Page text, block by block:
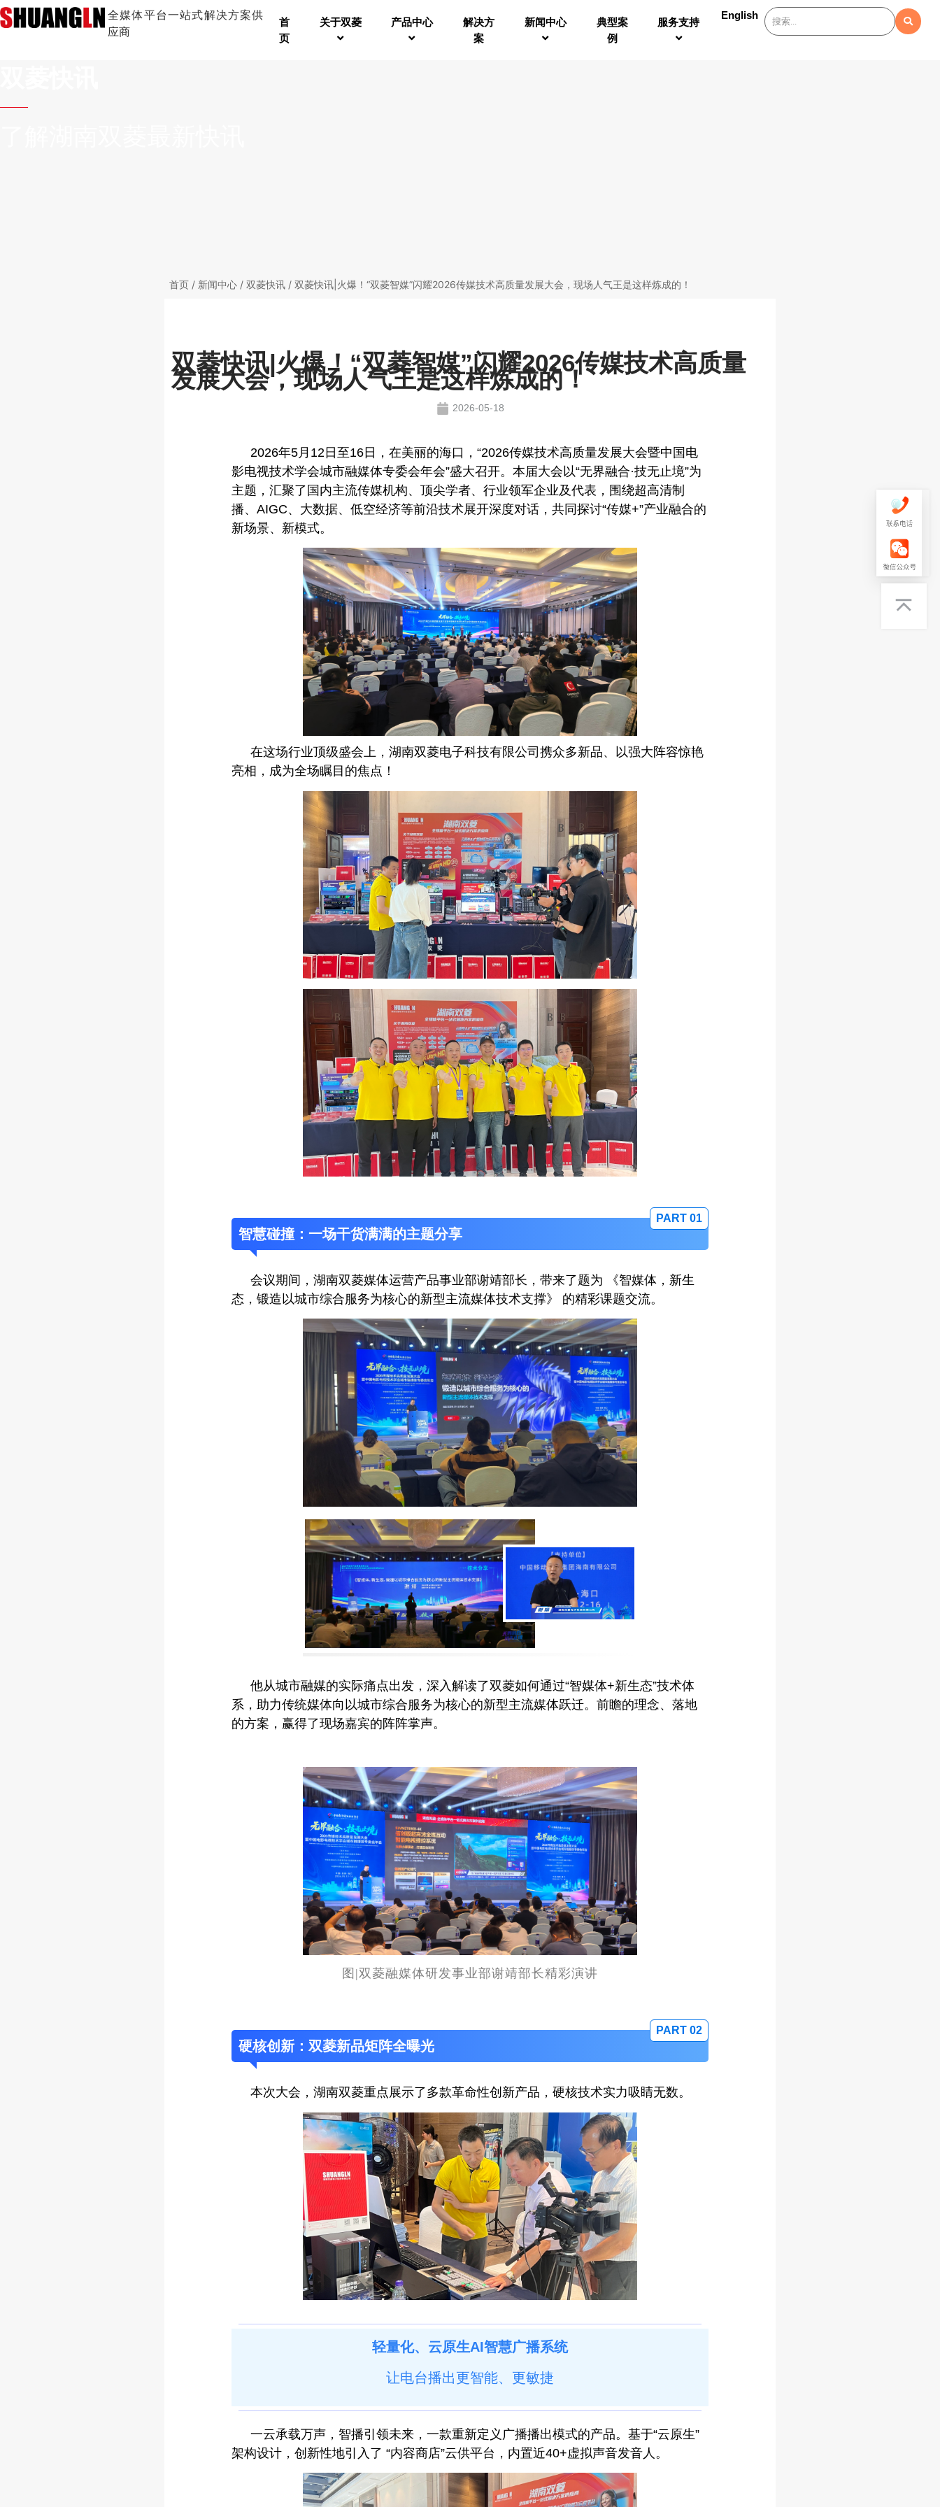
全媒体平台一站式解决方案供
应商
首
页
关于双菱 产品中心
解决方
案
新闻中心
典型案
例
服务支持
English
首页/ 新闻中心/ 双菱快讯/ 双菱快讯|火爆！“双菱智媒”闪耀2026传媒技术高质量发展大会，现场人气王是这样炼成的！
双菱快讯|火爆！“双菱智媒”闪耀2026传媒技术高质量
发展大会，现场人气王是这样炼成的！
2026-05-18
2026年5月12日至16日，在美丽的海口，“2026传媒技术高质量发展大会暨中国电
影电视技术学会城市融媒体专委会年会”盛大召开。本届大会以“无界融合·技无止境”为
主题，汇聚了国内主流传媒机构、顶尖学者、行业领军企业及代表，围绕超高清制
播、AIGC、大数据、低空经济等前沿技术展开深度对话，共同探讨“传媒+”产业融合的
新场景、新模式。
在这场行业顶级盛会上，湖南双菱电子科技有限公司携众多新品、以强大阵容惊艳
亮相，成为全场瞩目的焦点！
PART 01
智慧碰撞：一场干货满满的主题分享
会议期间，湖南双菱媒体运营产品事业部谢靖部长，带来了题为 《智媒体，新生
态，锻造以城市综合服务为核心的新型主流媒体技术支撑》 的精彩课题交流。
他从城市融媒的实际痛点出发，深入解读了双菱如何通过“智媒体+新生态”技术体
系，助力传统媒体向以城市综合服务为核心的新型主流媒体跃迁。前瞻的理念、落地
的方案，赢得了现场嘉宾的阵阵掌声。
图|双菱融媒体研发事业部谢靖部长精彩演讲
PART 02
硬核创新：双菱新品矩阵全曝光
本次大会，湖南双菱重点展示了多款革命性创新产品，硬核技术实力吸睛无数。
轻量化、云原生AI智慧广播系统
让电台播出更智能、更敏捷
一云承载万声，智播引领未来，一款重新定义广播播出模式的产品。基于“云原生”
架构设计，创新性地引入了 “内容商店”云供平台，内置近40+虚拟声音发音人。